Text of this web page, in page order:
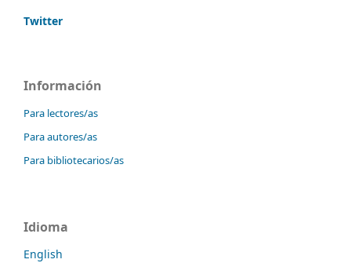
Twitter
Información
Para lectores/as
Para autores/as
Para bibliotecarios/as
Idioma
English